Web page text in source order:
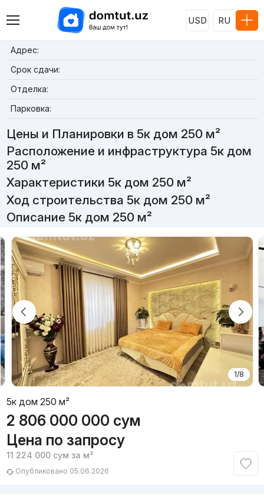
USD RU
Адрес:
Срок сдачи:
Отделка:
Парковка:
Цены и Планировки в 5к дом 250 м²
Расположение и инфраструктура 5к дом
250 м²
Характеристики 5к дом 250 м²
Ход строительства 5к дом 250 м²
Описание 5к дом 250 м²
1/8
5к дом 250 м²
2 806 000 000 сум
Цена по запросу
11 224 000 сум за м²
Опубликовано 05.06.2026